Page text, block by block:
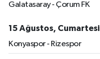
Galatasaray - Çorum FK
15 Ağustos, Cumartesi
Konyaspor - Rizespor